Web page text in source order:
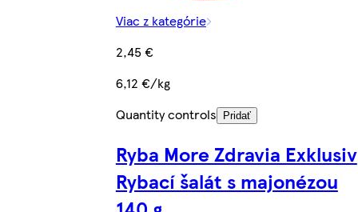
Viac z kategórie
2,45 €
6,12 €/kg
Quantity controls
Pridať
Ryba More Zdravia Exklusiv
Rybací šalát s majonézou